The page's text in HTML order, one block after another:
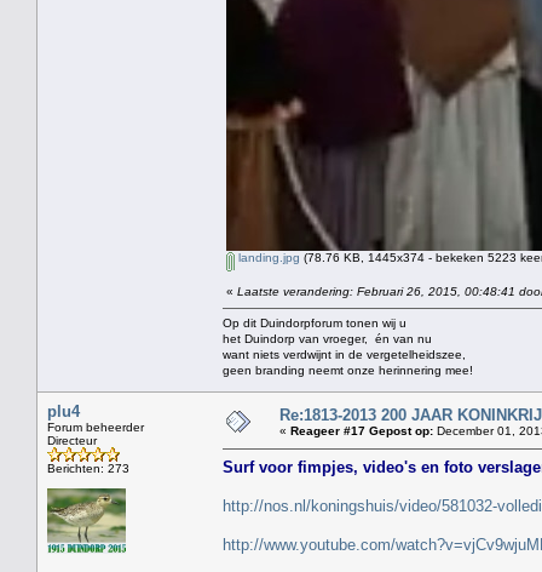
landing.jpg (78.76 KB, 1445x374 - bekeken 5223
« Laatste verandering: Februari 26, 2015, 00:48:41
Op dit Duindorpforum tonen wij u
het Duindorp van vroeger, én van nu
want niets verdwijnt in de vergetelheidszee,
geen branding neemt onze herinnering mee!
plu4
Forum beheerder
Directeur
Berichten: 273
Re:1813-2013 200 JAAR
« Reageer #17 Gepost op: December 01,
Surf voor fimpjes, video's en foto
http://nos.nl/koningshuis/video/581032-
http://www.youtube.com/